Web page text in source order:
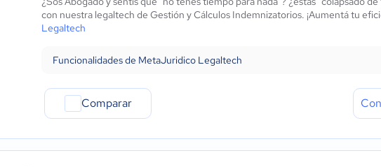
con nuestra legaltech de Gestión y Cálculos Indemnizatorios. ¡Aumentá tu
Legaltech
Funcionalidades de MetaJuridico Legaltech
Comparar